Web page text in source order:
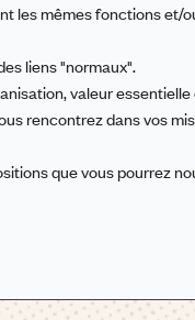
les mêmes fonctions et/
liens "normaux".
valeur essentielle
rencontrez dans vos
que vous pourrez